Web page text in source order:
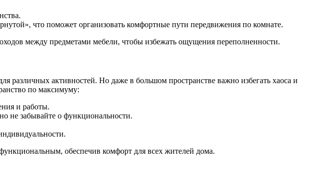
что поможет организовать комфортные пути передвижения по комнате.
между предметами мебели, чтобы избежать ощущения переполненности.
различных активностей. Но даже в большом пространстве важно избегать хаоса и
по максимуму:
и работы.
не забывайте о функциональности.
обеспечив комфорт для всех жителей дома.